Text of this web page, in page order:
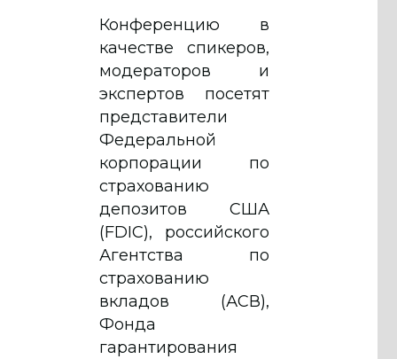
Конференцию в
качестве спикеров,
модераторов и
экспертов посетят
представители
Федеральной
корпорации по
страхованию
депозитов США
(FDIC), российского
Агентства по
страхованию
вкладов (АСВ),
Фонда
гарантирования